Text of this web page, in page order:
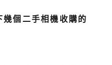
個二手相機收購的